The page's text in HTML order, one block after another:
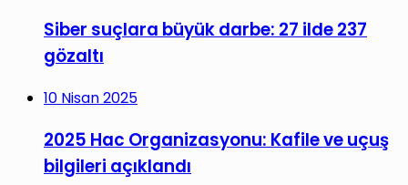
Siber suçlara büyük darbe: 27 ilde 237
gözaltı
10 Nisan 2025
2025 Hac Organizasyonu: Kafile ve uçuş
bilgileri açıklandı